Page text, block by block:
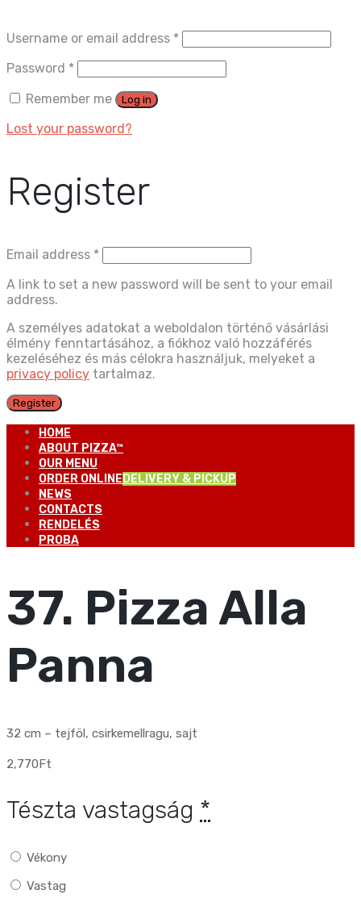
Username or email address *
Password *
Remember me
Log in
Lost your password?
Register
Email address *
A link to set a new password will be sent to your email
address.
A személyes adatokat a weboldalon történő vásárlási
élmény fenntartásához, a fiókhoz való hozzáférés
kezeléséhez és más célokra használjuk, melyeket a
privacy policy tartalmaz.
Register
HOME
ABOUT PIZZA™
OUR MENU
ORDER ONLINE DELIVERY & PICKUP
NEWS
CONTACTS
RENDELÉS
PROBA
37. Pizza Alla
Panna
32 cm – tejföl, csirkemellragu, sajt
2,770Ft
Tészta vastagság *
Vékony
Vastag